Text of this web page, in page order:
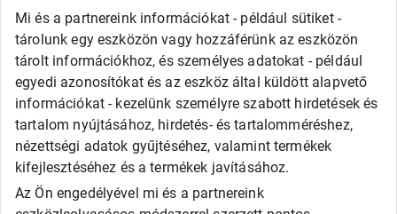
Mi és a partnereink információkat - például sütiket -
tárolunk egy eszközön vagy hozzáférünk az eszközön
tárolt információkhoz, és személyes adatokat - például
egyedi azonosítókat és az eszköz által küldött alapvető
információkat - kezelünk személyre szabott hirdetések és
tartalom nyújtásához, hirdetés- és tartalomméréshez,
nézettségi adatok gyűjtéséhez, valamint termékek
kifejlesztéséhez és a termékek javításához.
Az Ön engedélyével mi és a partnereink
Uniroyal
Olcsó gumi
Apollo
Barum
Debica
Fortune
General
Goodride
Kingstar